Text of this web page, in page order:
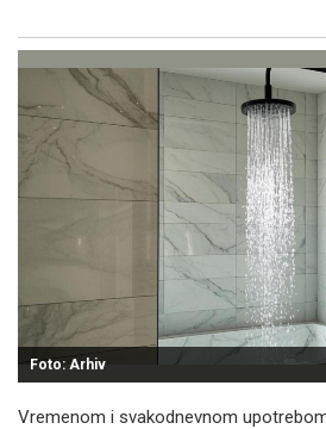
Foto: Arhiv
Vremenom i svakodnevnom